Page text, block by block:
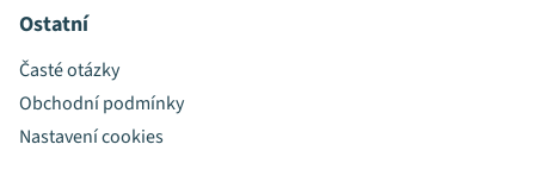
Ostatní
Časté otázky
Obchodní podmínky
Nastavení cookies